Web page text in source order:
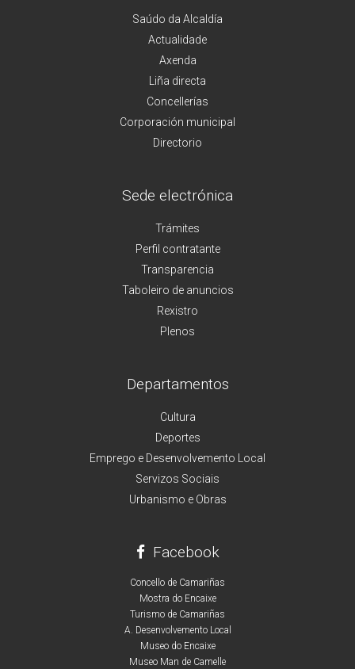
Saúdo da Alcaldía
Actualidade
Axenda
Liña directa
Concellerías
Corporación municipal
Directorio
Sede electrónica
Trámites
Perfil contratante
Transparencia
Taboleiro de anuncios
Rexistro
Plenos
Departamentos
Cultura
Deportes
Emprego e Desenvolvemento Local
Servizos Sociais
Urbanismo e Obras
Facebook
Concello de Camariñas
Mostra do Encaixe
Turismo de Camariñas
A. Desenvolvemento Local
Museo do Encaixe
Museo Man de Camelle